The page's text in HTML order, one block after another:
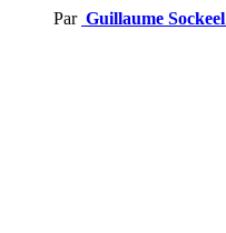
Par Guillaume Sockeel